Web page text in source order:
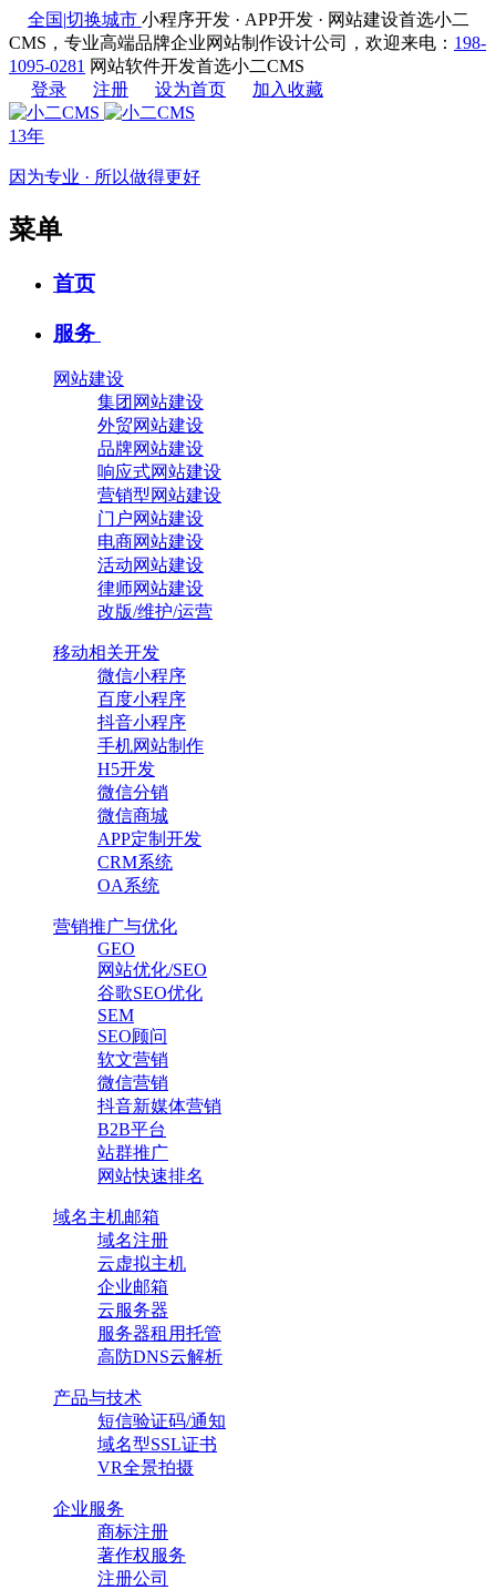
全国|切换城市 小程序开发 · APP开发 · 网站建设首选小二
CMS，专业高端品牌企业网站制作设计公司，欢迎来电： 198-
1095-0281 网站软件开发首选小二CMS
登录
注册 设为首页 加入收藏
13年
因为专业 · 所以做得更好
菜单
首页
服务
网站建设
集团网站建设
外贸网站建设
品牌网站建设
响应式网站建设
营销型网站建设
门户网站建设
电商网站建设
活动网站建设
律师网站建设
改版/维护/运营
移动相关开发
微信小程序
百度小程序
抖音小程序
手机网站制作
H5开发
微信分销
微信商城
APP定制开发
CRM系统
OA系统
营销推广与优化
GEO
网站优化/SEO
谷歌SEO优化
SEM
SEO顾问
软文营销
微信营销
抖音新媒体营销
B2B平台
站群推广
网站快速排名
域名主机邮箱
域名注册
云虚拟主机
企业邮箱
云服务器
服务器租用托管
高防DNS云解析
产品与技术
短信验证码/通知
域名型SSL证书
VR全景拍摄
企业服务
商标注册
著作权服务
注册公司